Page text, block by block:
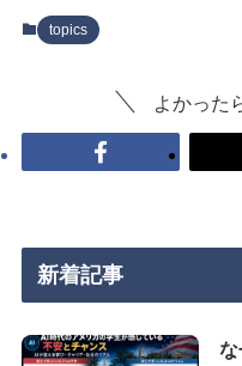
topics
よかった
新着記事